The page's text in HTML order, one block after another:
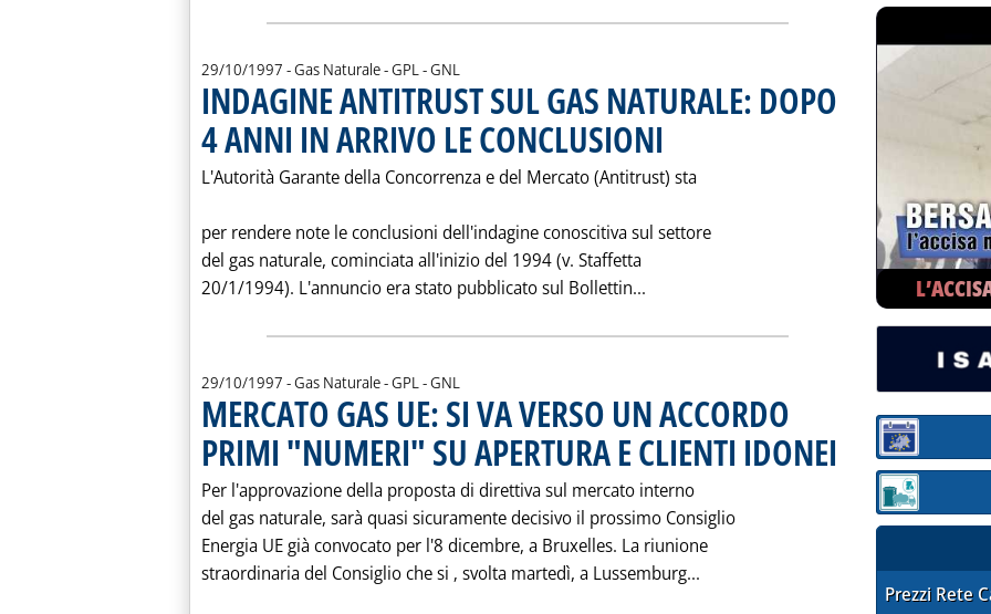
29/10/1997 - Gas Naturale - GPL - GNL
INDAGINE ANTITRUST SUL GAS NATURALE: DOPO
4 ANNI IN ARRIVO LE CONCLUSIONI
L'Autorità Garante della Concorrenza e del Mercato (Antitrust) sta
per rendere note le conclusioni dell'indagine conoscitiva sul settore
del gas naturale, cominciata all'inizio del 1994 (v. Staffetta
20/1/1994). L'annuncio era stato pubblicato sul Bollettin... Leggi tutta la notizia: 'INDAGINE
29/10/1997 - Gas Naturale - GPL - GNL
MERCATO GAS UE: SI VA VERSO UN ACCORDO
PRIMI "NUMERI" SU APERTURA E CLIENTI IDONEI . Pubblicata mercoledì 29
Per l'approvazione della proposta di direttiva sul mercato interno
del gas naturale, sarà quasi sicuramente decisivo il prossimo Consiglio
Energia UE già convocato per l'8 dicembre, a Bruxelles. La riunione
straordinaria del Consiglio che si ‚ svolta martedì, a Lussemburg... Leggi tutta la notizia: 'MERCATO
Sezione:
Sezione:
Prezzi Rete